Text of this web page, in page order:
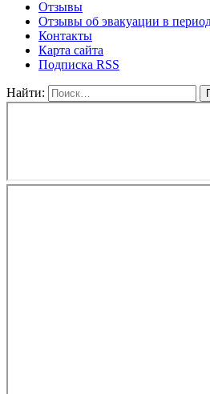
Отзывы
Отзывы об эвакуации в
Контакты
Карта сайта
Подписка RSS
Найти: